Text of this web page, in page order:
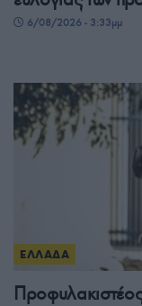
6/08/2026 - 3:33μμ
ΕΛΛΑΔΑ